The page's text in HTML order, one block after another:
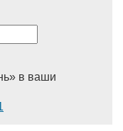
в ваши